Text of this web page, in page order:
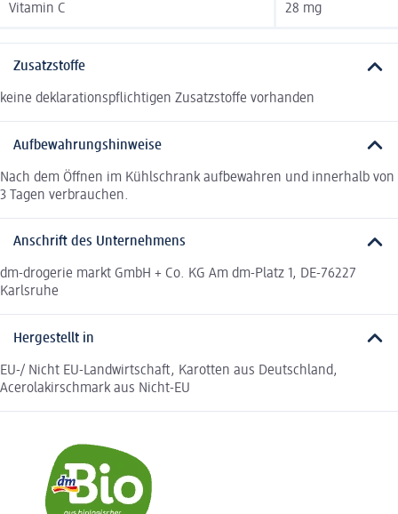
Vitamin C 28 mg
Zusatzstoffe
keine deklarationspflichtigen Zusatzstoffe vorhanden
Aufbewahrungshinweise
Nach dem Öffnen im Kühlschrank aufbewahren und innerhalb von
3 Tagen verbrauchen.
Anschrift des Unternehmens
dm-drogerie markt GmbH + Co. KG Am dm-Platz 1, DE-76227
Karlsruhe
Hergestellt in
EU-/ Nicht EU-Landwirtschaft, Karotten aus Deutschland,
Acerolakirschmark aus Nicht-EU